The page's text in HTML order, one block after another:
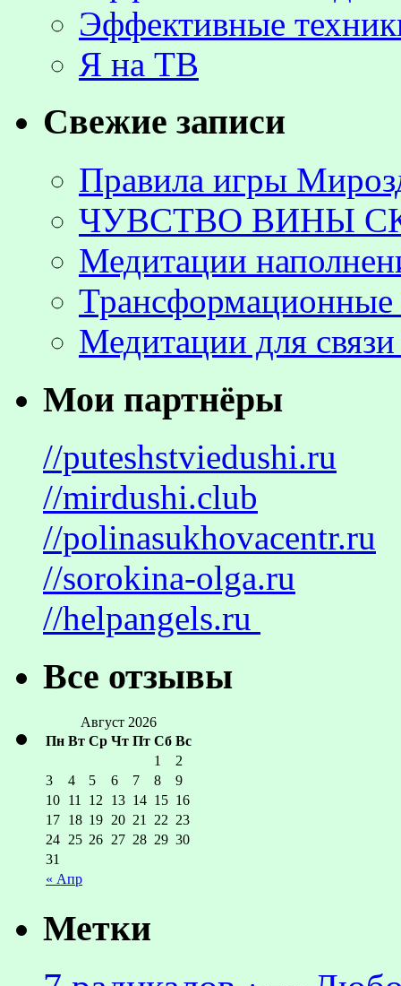
Эффективные
Я на ТВ
Свежие записи
Правила игры
ЧУВСТВО ВИНЫ
Медитации
Трансформационные
Медитации для
Мои партнёры
//puteshstviedushi.ru
//mirdushi.club
//polinasukhovacentr.ru
//sorokina-olga.ru
//helpangels.ru
Все отзывы
Август 2026
Пн Вт Ср Чт Пт Сб Вс
« Апр
1
2
3
4 5 6 7 8
9
10 11 12 13 14 15 16
17 18 19 20 21 22 23
24 25 26 27 28 29 30
31
Метки